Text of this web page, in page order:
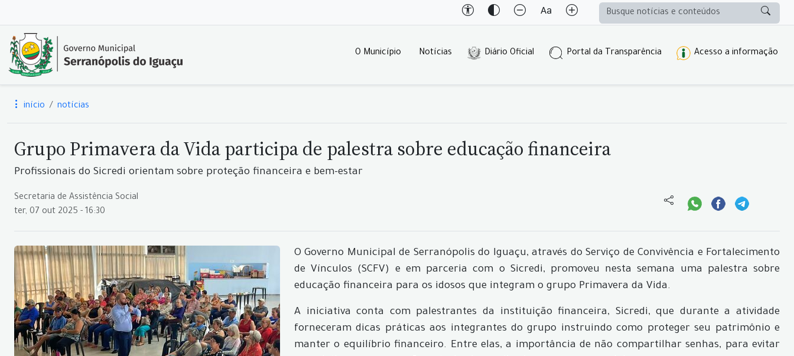
O Município Notícias Diário Oficial Portal da Transparência Acesso a informação
início notícias
Grupo Primavera da Vida participa de palestra sobre educação financeira
Profissionais do Sicredi orientam sobre proteção financeira e bem-estar
Secretaria de Assistência Social
ter, 07 out 2025 - 16:30
O Governo Municipal de Serranópolis do Iguaçu, através do Serviço de Convivência e Fortalecimento
de Vínculos (SCFV) e em parceria com o Sicredi, promoveu nesta semana uma palestra sobre
educação financeira para os idosos que integram o grupo Primavera da Vida.
A iniciativa conta com palestrantes da instituição financeira, Sicredi, que durante a atividade
forneceram dicas práticas aos integrantes do grupo instruindo como proteger seu patrimônio e
manter o equilíbrio financeiro. Entre elas, a importância de não compartilhar senhas, para evitar